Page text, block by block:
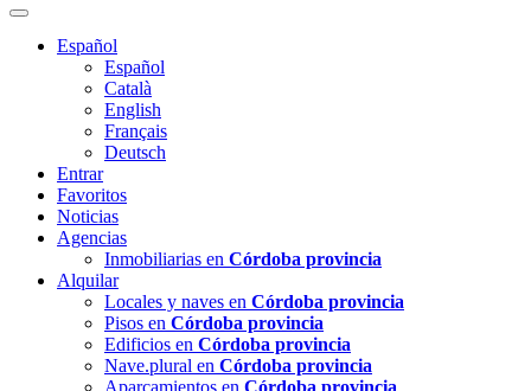
Español
Español
Català
English
Français
Deutsch
Entrar
Favoritos
Noticias
Agencias
Inmobiliarias en Córdoba provincia
Alquilar
Locales y naves en Córdoba provincia
Pisos en Córdoba provincia
Edificios en Córdoba provincia
Nave.plural en Córdoba provincia
Aparcamientos en Córdoba provincia